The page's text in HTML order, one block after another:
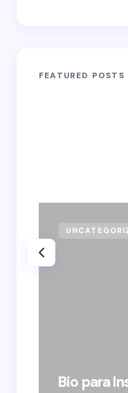
FEATURED POSTS
Bio para